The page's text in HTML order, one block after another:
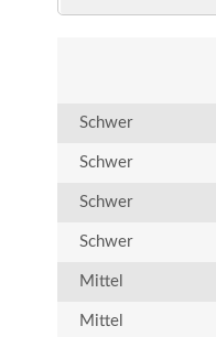
Schwer
Schwer
Schwer
Schwer
Mittel
Mittel